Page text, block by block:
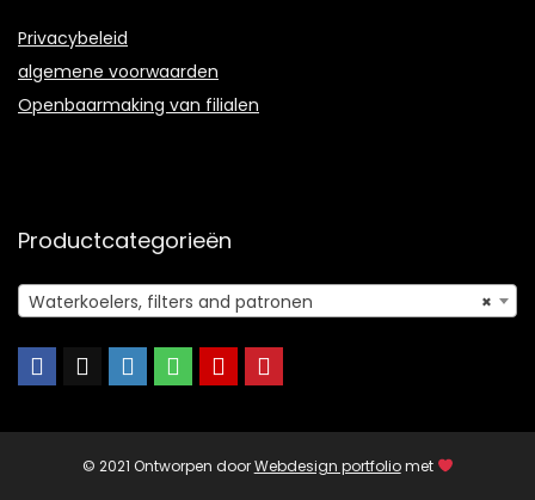
Privacybeleid
algemene voorwaarden
Openbaarmaking van filialen
Productcategorieën
×
Waterkoelers, filters and patronen
© 2021 Ontworpen doorWebdesign portfoliomet